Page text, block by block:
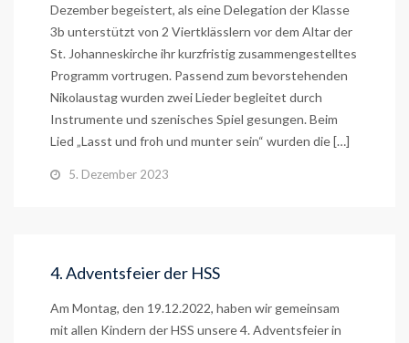
Dezember begeistert, als eine Delegation der Klasse
3b unterstützt von 2 Viertklässlern vor dem Altar der
St. Johanneskirche ihr kurzfristig zusammengestelltes
Programm vortrugen. Passend zum bevorstehenden
Nikolaustag wurden zwei Lieder begleitet durch
Instrumente und szenisches Spiel gesungen. Beim
Lied „Lasst und froh und munter sein“ wurden die […]
5. Dezember 2023
4. Adventsfeier der HSS
Am Montag, den 19.12.2022, haben wir gemeinsam
mit allen Kindern der HSS unsere 4. Adventsfeier in